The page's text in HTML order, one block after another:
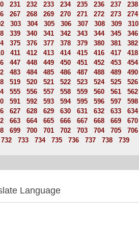
231 232 233 234 235 236 237 238
267 268 269 270 271 272 273 274
303 304 305 306 307 308 309 310
339 340 341 342 343 344 345 346
375 376 377 378 379 380 381 382
411 412 413 414 415 416 417 418
447 448 449 450 451 452 453 454
483 484 485 486 487 488 489 490
519 520 521 522 523 524 525 526
555 556 557 558 559 560 561 562
591 592 593 594 595 596 597 598
627 628 629 630 631 632 633 634
663 664 665 666 667 668 669 670
699 700 701 702 703 704 705 706
732 733 734 735 736 737 738 739
Language